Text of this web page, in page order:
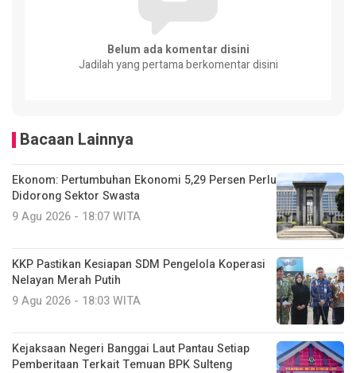
Belum ada komentar disini
Jadilah yang pertama berkomentar disini
Bacaan Lainnya
Ekonom: Pertumbuhan Ekonomi 5,29 Persen Perlu
Didorong Sektor Swasta
9 Agu 2026 - 18:07 WITA
KKP Pastikan Kesiapan SDM Pengelola Koperasi
Nelayan Merah Putih
9 Agu 2026 - 18:03 WITA
Kejaksaan Negeri Banggai Laut Pantau Setiap
Pemberitaan Terkait Temuan BPK Sulteng